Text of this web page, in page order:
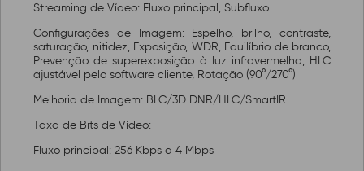
Streaming de Vídeo: Fluxo principal, Subfluxo
Configurações de Imagem: Espelho, brilho, contraste,
saturação, nitidez, Exposição, WDR, Equilíbrio de branco,
Prevenção de superexposição à luz infravermelha, HLC
ajustável pelo software cliente, Rotação (90°/270°)
Melhoria de Imagem: BLC/3D DNR/HLC/SmartIR
Taxa de Bits de Vídeo:
Fluxo principal: 256 Kbps a 4 Mbps